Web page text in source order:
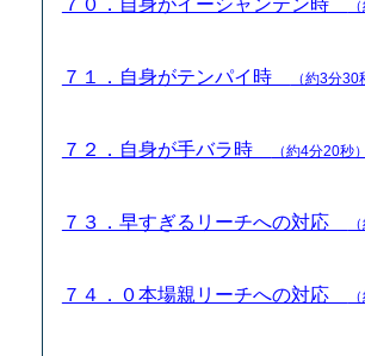
７１．自身がテンパイ時 （約3分30
７２．自身が手バラ時 （約4分20秒）
７３．早すぎるリーチへの対応
７４．０本場親リーチへの対応